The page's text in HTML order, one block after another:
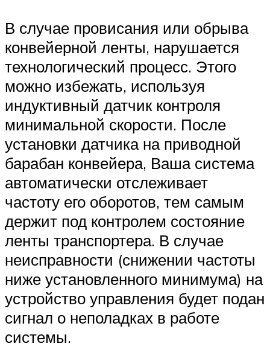
В случае провисания или обрыва
конвейерной ленты, нарушается
технологический процесс. Этого
можно избежать, используя
индуктивный датчик контроля
минимальной скорости. После
установки датчика на приводной
барабан конвейера, Ваша система
автоматически отслеживает
частоту его оборотов, тем самым
держит под контролем состояние
ленты транспортера. В случае
неисправности (снижении частоты
ниже установленного минимума) на
устройство управления будет подан
сигнал о неполадках в работе
системы.